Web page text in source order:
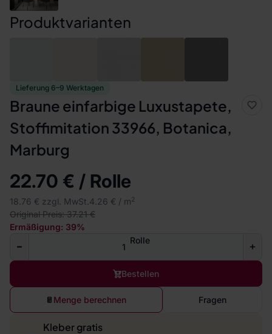
Lieferung 6–9 Werktagen
Braune einfarbige Luxustapete,
Stoffimitation 33966, Botanica,
Marburg
22.70 € / Rolle
18.76 € zzgl. MwSt. 4.26 € / m2
Original Preis: 37.21 €
Ermäßigung: 39%
Rolle
Bestellen
Menge berechnen Fragen
Kleber gratis
Produktvarianten